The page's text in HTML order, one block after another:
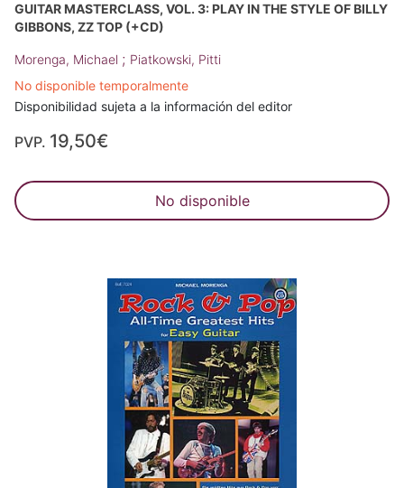
GUITAR MASTERCLASS, VOL. 3: PLAY IN THE STYLE OF BILLY
GIBBONS, ZZ TOP (+CD)
Morenga, Michael ; Piatkowski, Pitti
No disponible temporalmente
Disponibilidad sujeta a la información del editor
PVP. 19,50€
No disponible